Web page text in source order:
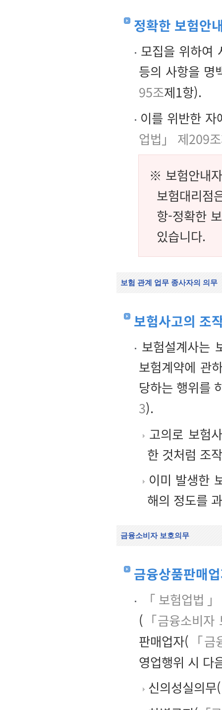
정확한 보험안
모집을 위하여
등의 사항을 명
95조제1항).
이를 위반한
업법」 제209조
※ 보험안내
보험대리점
항-정확한
있습니다.
보험 관계 업무 종사자의 의무
보험사고의 조
보험설계사는
보험계약에 관
당하는 행위를
3).
고의로 보험
한 것처럼 조
이미 발생한
해의 정도를
금융소비자 보호의무
금융상품판매
「보험업법
( 「금융소비
판매업자( 「
영업행위 시 다
신의성실의무(